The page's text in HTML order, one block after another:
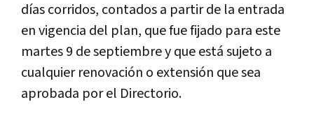
días corridos, contados a partir de la entrada
en vigencia del plan, que fue fijado para este
martes 9 de septiembre y que está sujeto a
cualquier renovación o extensión que sea
aprobada por el Directorio.